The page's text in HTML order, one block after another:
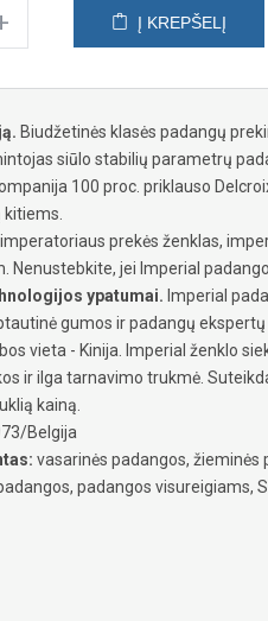
Į KREPŠELĮ
Biudžetinės klasės padangų
siūlo stabilių parametrų
100 proc. priklauso
prekės ženklas,
Nenustebkite, jei Imperial
ypatumai. Imperial
gumos ir padangų
vieta - Kinija. Imperial ženklo
ir ilga tarnavimo trukmė.
kainą.
Belgija
vasarinės padangos, žieminės
padangos visureigiams,